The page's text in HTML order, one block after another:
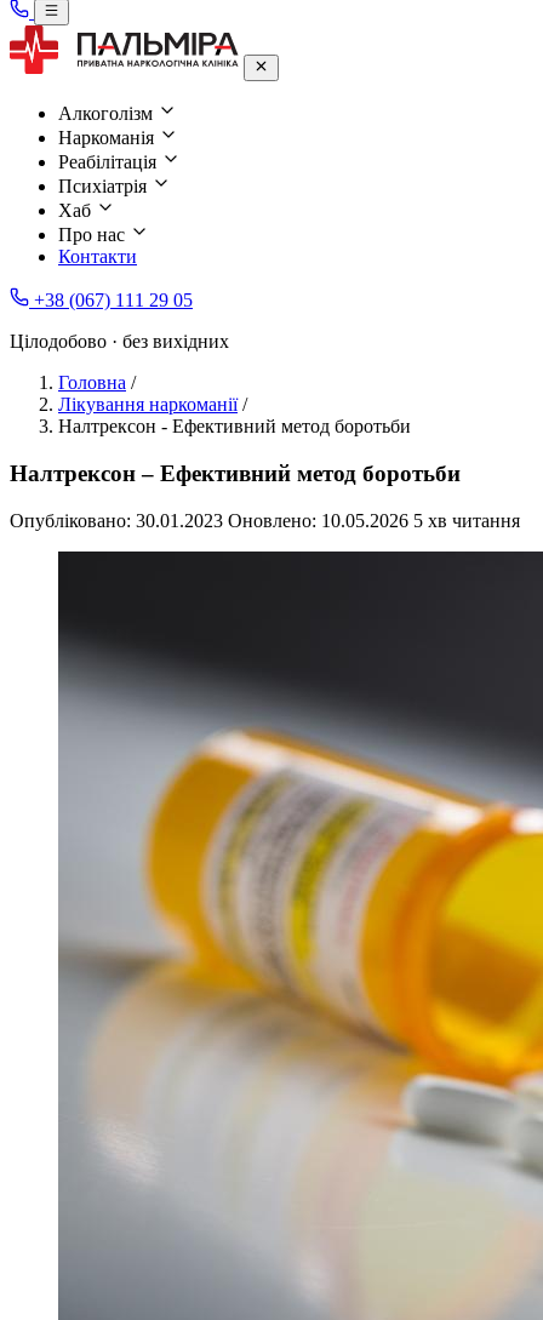
Алкоголізм
Наркоманія
Реабілітація
Психіатрія
Хаб
Про нас
Контакти
+38 (067) 111 29 05
Цілодобово · без вихідних
Головна /
Лікування наркоманії /
Налтрексон - Ефективний метод боротьби
Налтрексон – Ефективний метод боротьби
Опубліковано: 30.01.2023 Оновлено: 10.05.2026 5 хв читання